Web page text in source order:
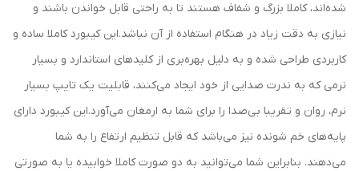
شده‌اند، کاملا بزرگ و شفاف هستند تا به راحتی قابل خواندن باشند و
نیازی به دقت زیاد در هنگام استفاده از آن نباشد.این کیبورد کاملا ساده و
کاربردی طراحی شده و به دلیل بهره‌بری از کلیدهای استاندارد و بسیار
نرمی که به ندرت صدایی از خود ایجاد می‌کنند، قابلیت یک تایپ بسیار
نرم، روان و تقریبا بی‌صدا را برای شما به ارمغان می‌آورد.این کیبورد دارای
پایه‌های خم شونده نیز می‌باشد که قابل تنظیم ارتفاع را به شما
می‌دهند. بنابراین شما می‌توانید به دو صورت کاملا خوابیده یا به صورتی